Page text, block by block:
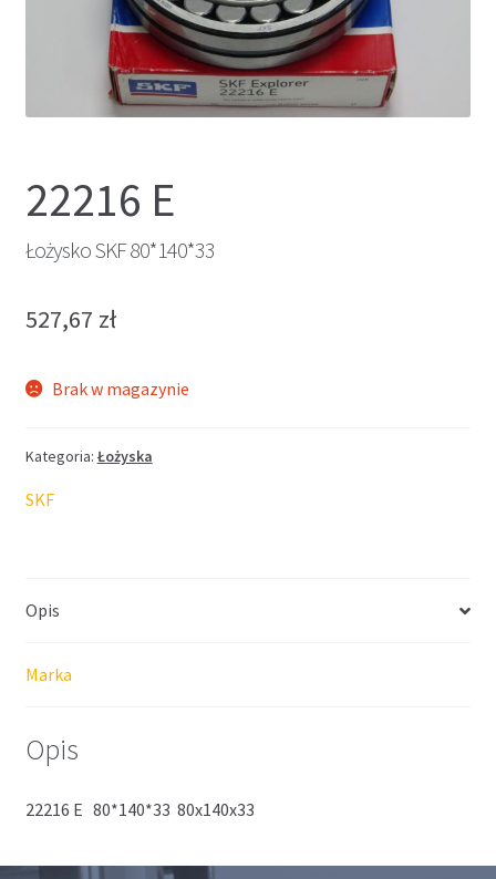
22216 E
Łożysko SKF 80*140*33
527,67 zł
Brak w magazynie
Kategoria: Łożyska
SKF
Opis
Marka
Opis
22216 E 80*140*33 80x140x33